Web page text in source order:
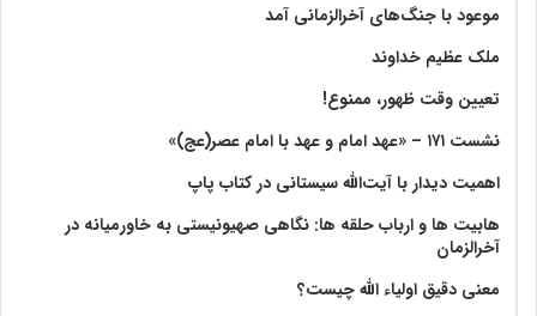
موعود با جنگ‌های آخرالزمانی آمد
ملک عظیم خداوند
تعیین وقت ظهور، ممنوع!
نشست ۱۷۱ – «عهد امام و عهد با امام عصر(عج)»
اهمیت دیدار با آیت‌الله سیستانی در کتاب پاپ
هابیت ها و ارباب حلقه ها: نگاهی صهیونیستی به خاورمیانه در
آخرالزمان
معنی دقیق اولیاء الله چیست؟